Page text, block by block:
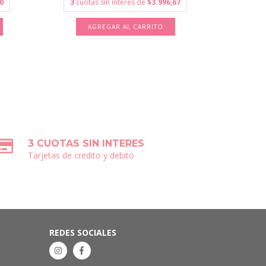
AGREGAR AL CARRITO
3 CUOTAS SIN INTERES
Tarjetas de credito y debito
REDES SOCIALES